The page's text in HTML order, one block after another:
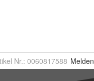
Nr.: 0060817588 Melden